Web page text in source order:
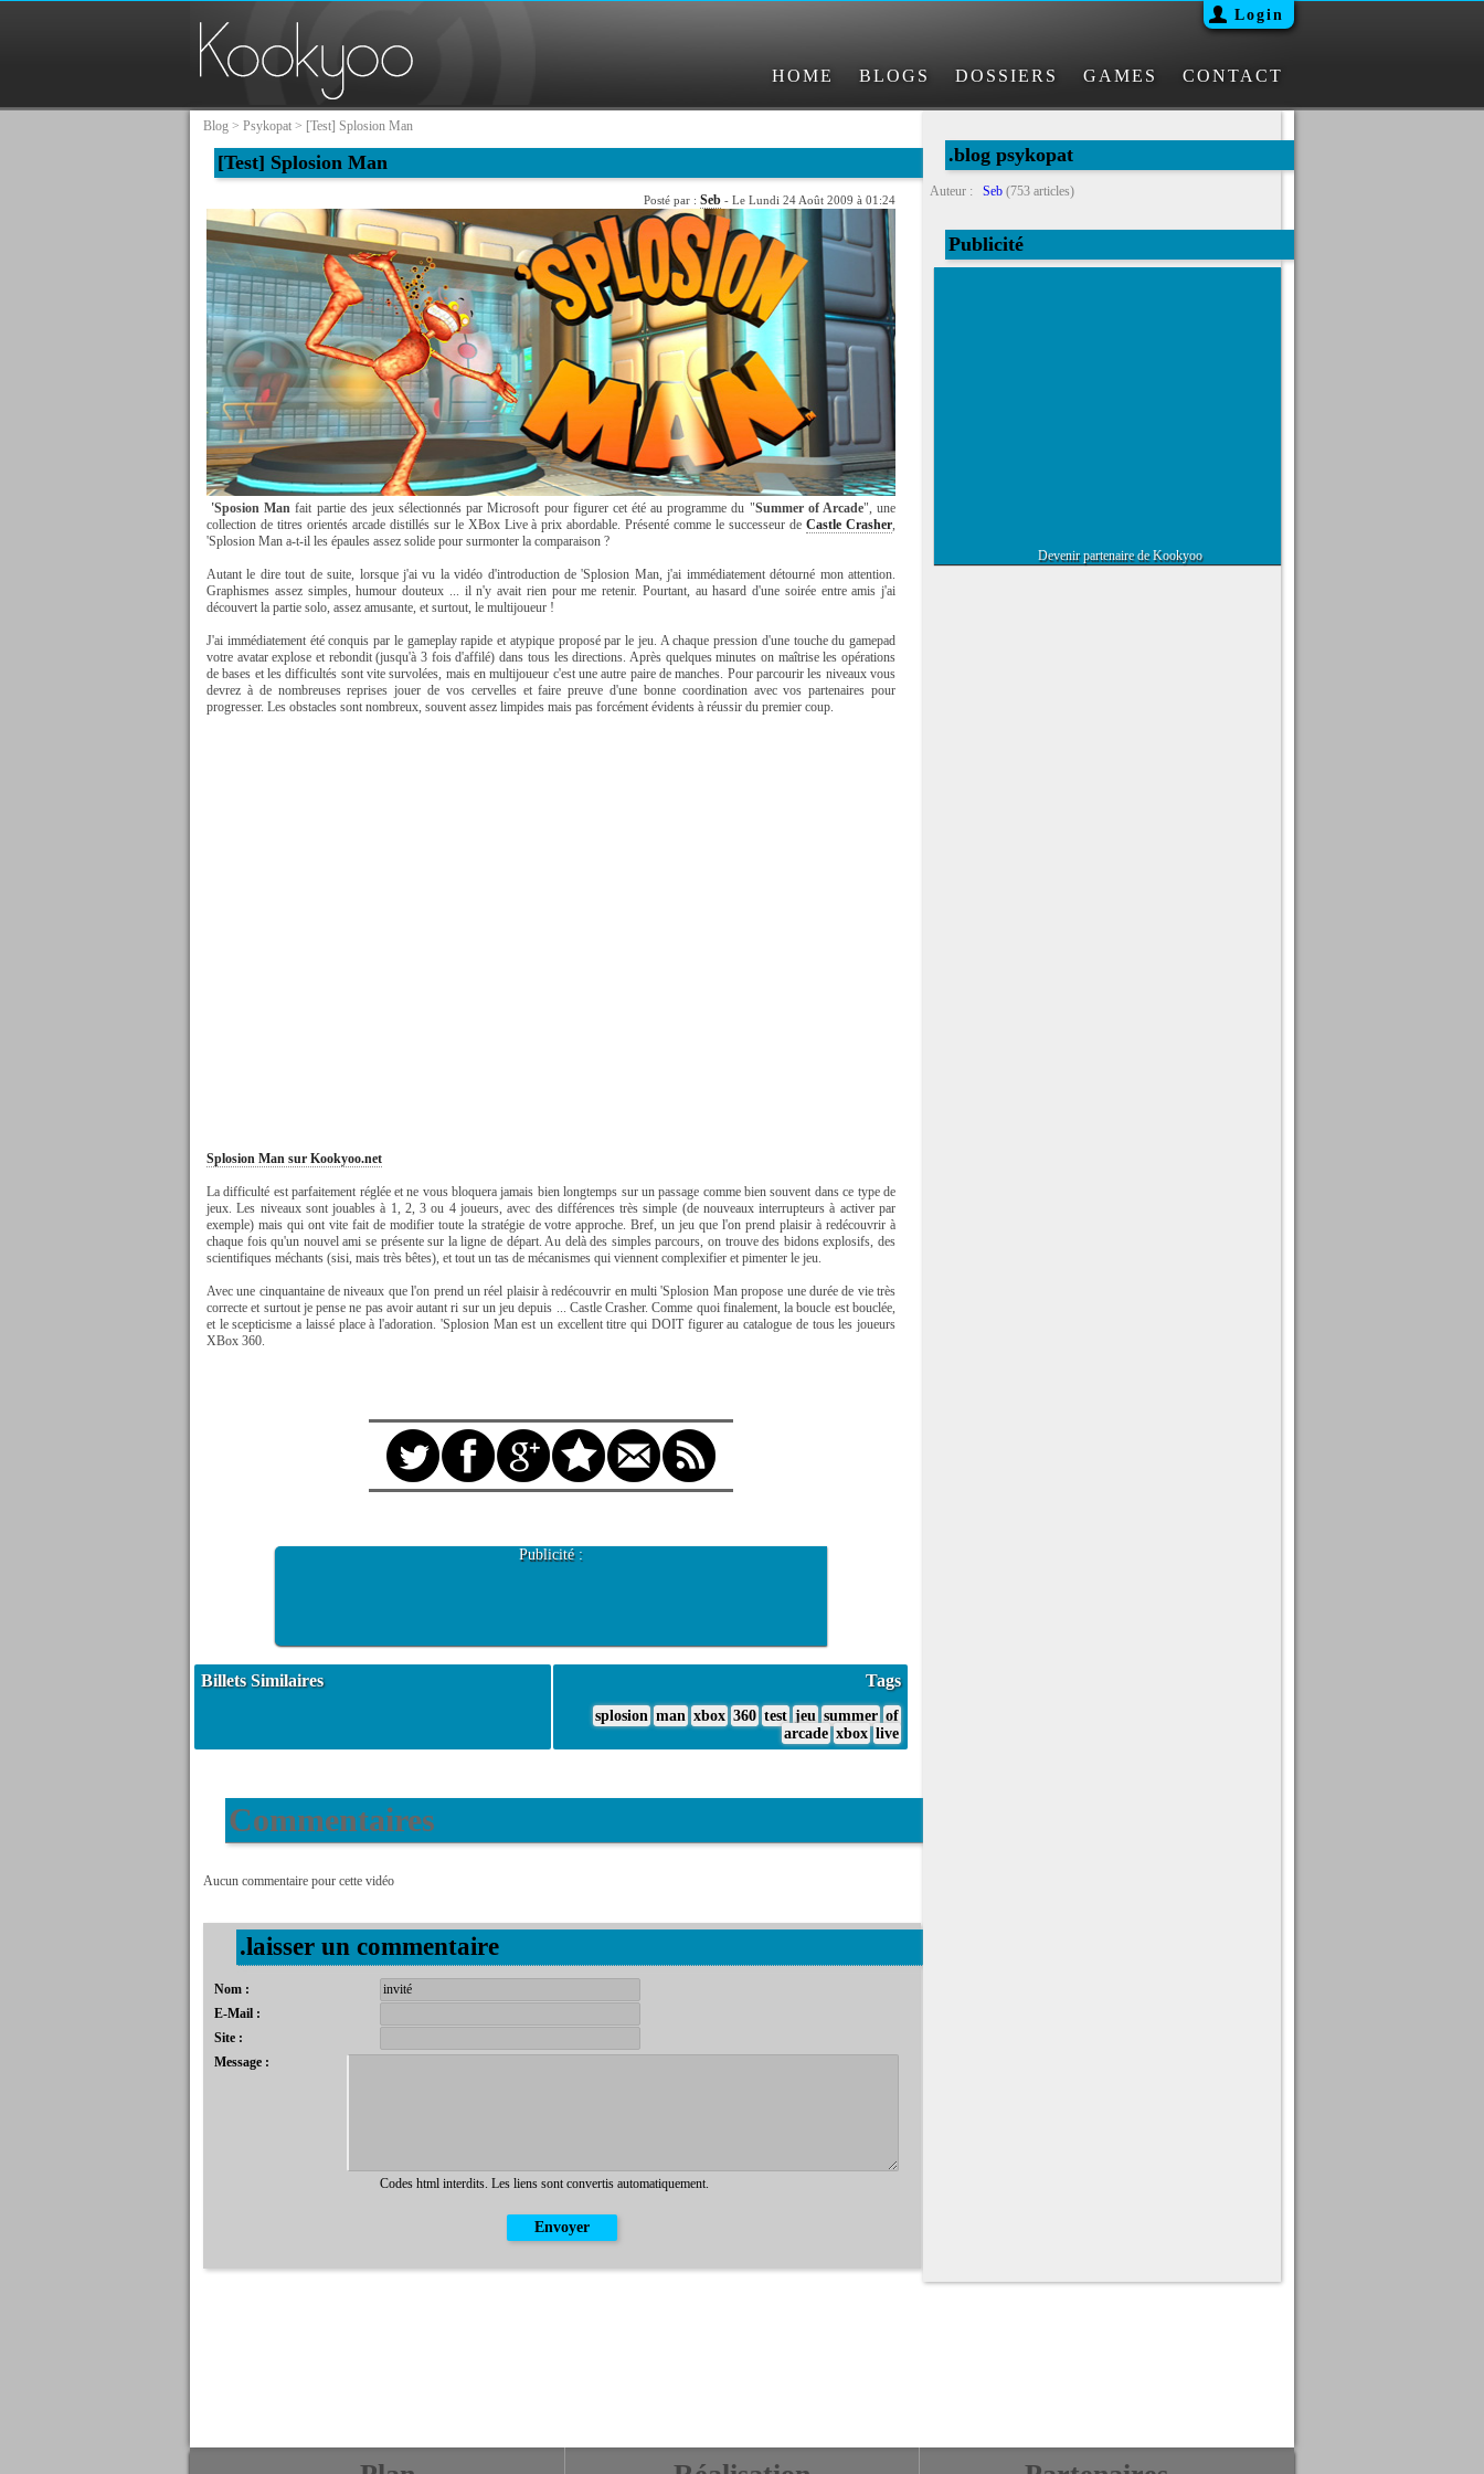
Login
HOME BLOGS DOSSIERS GAMES CONTACT
Blog > Psykopat > [Test] Splosion Man
[Test] Splosion Man
Posté par : Seb - Le Lundi 24 Août 2009 à 01:24
'Sposion Man fait partie des jeux sélectionnés par Microsoft pour figurer cet été au programme du "Summer of Arcade", une
collection de titres orientés arcade distillés sur le XBox Live à prix abordable. Présenté comme le successeur deCastle Crasher,
'Splosion Man a-t-il les épaules assez solide pour surmonter la comparaison ?
Autant le dire tout de suite, lorsque j'ai vu la vidéo d'introduction de 'Splosion Man, j'ai immédiatement détourné mon attention.
Graphismes assez simples, humour douteux ... il n'y avait rien pour me retenir. Pourtant, au hasard d'une soirée entre amis j'ai
découvert la partie solo, assez amusante, et surtout, le multijoueur !
J'ai immédiatement été conquis par le gameplay rapide et atypique proposé par le jeu. A chaque pression d'une touche du gamepad
votre avatar explose et rebondit (jusqu'à 3 fois d'affilé) dans tous les directions. Après quelques minutes on maîtrise les opérations
de bases et les difficultés sont vite survolées, mais en multijoueur c'est une autre paire de manches. Pour parcourir les niveaux vous
devrez à de nombreuses reprises jouer de vos cervelles et faire preuve d'une bonne coordination avec vos partenaires pour
progresser. Les obstacles sont nombreux, souvent assez limpides mais pas forcément évidents à réussir du premier coup.
Splosion Man sur Kookyoo.net
La difficulté est parfaitement réglée et ne vous bloquera jamais bien longtemps sur un passage comme bien souvent dans ce type de
jeux. Les niveaux sont jouables à 1, 2, 3 ou 4 joueurs, avec des différences très simple (de nouveaux interrupteurs à activer par
exemple) mais qui ont vite fait de modifier toute la stratégie de votre approche. Bref, un jeu que l'on prend plaisir à redécouvrir à
chaque fois qu'un nouvel ami se présente sur la ligne de départ. Au delà des simples parcours, on trouve des bidons explosifs, des
scientifiques méchants (sisi, mais très bêtes), et tout un tas de mécanismes qui viennent complexifier et pimenter le jeu.
Avec une cinquantaine de niveaux que l'on prend un réel plaisir à redécouvrir en multi 'Splosion Man propose une durée de vie très
correcte et surtout je pense ne pas avoir autant ri sur un jeu depuis ... Castle Crasher. Comme quoi finalement, la boucle est bouclée,
et le scepticisme a laissé place à l'adoration. 'Splosion Man est un excellent titre qui DOIT figurer au catalogue de tous les joueurs
XBox 360.
Publicité :
Billets Similaires Tags
splosion man xbox 360 test jeu summer of
arcade xbox live
Commentaires
Aucun commentaire pour cette vidéo
.laisser un commentaire
Nom :
E-Mail :
Site :
Message :
Codes html interdits. Les liens sont convertis automatiquement.
.blog psykopat
Auteur : Seb (753 articles)
Publicité
Devenir partenaire de Kookyoo